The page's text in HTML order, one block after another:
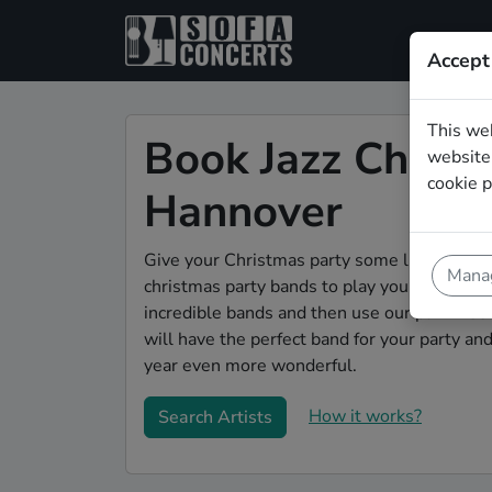
Book Jazz
Hannover
Give your Christmas party some live
christmas party bands to play your
incredible bands and then use our pain-
will have the perfect band for your party
year even more wonderful.
Search Artists How it works?
This
cookie